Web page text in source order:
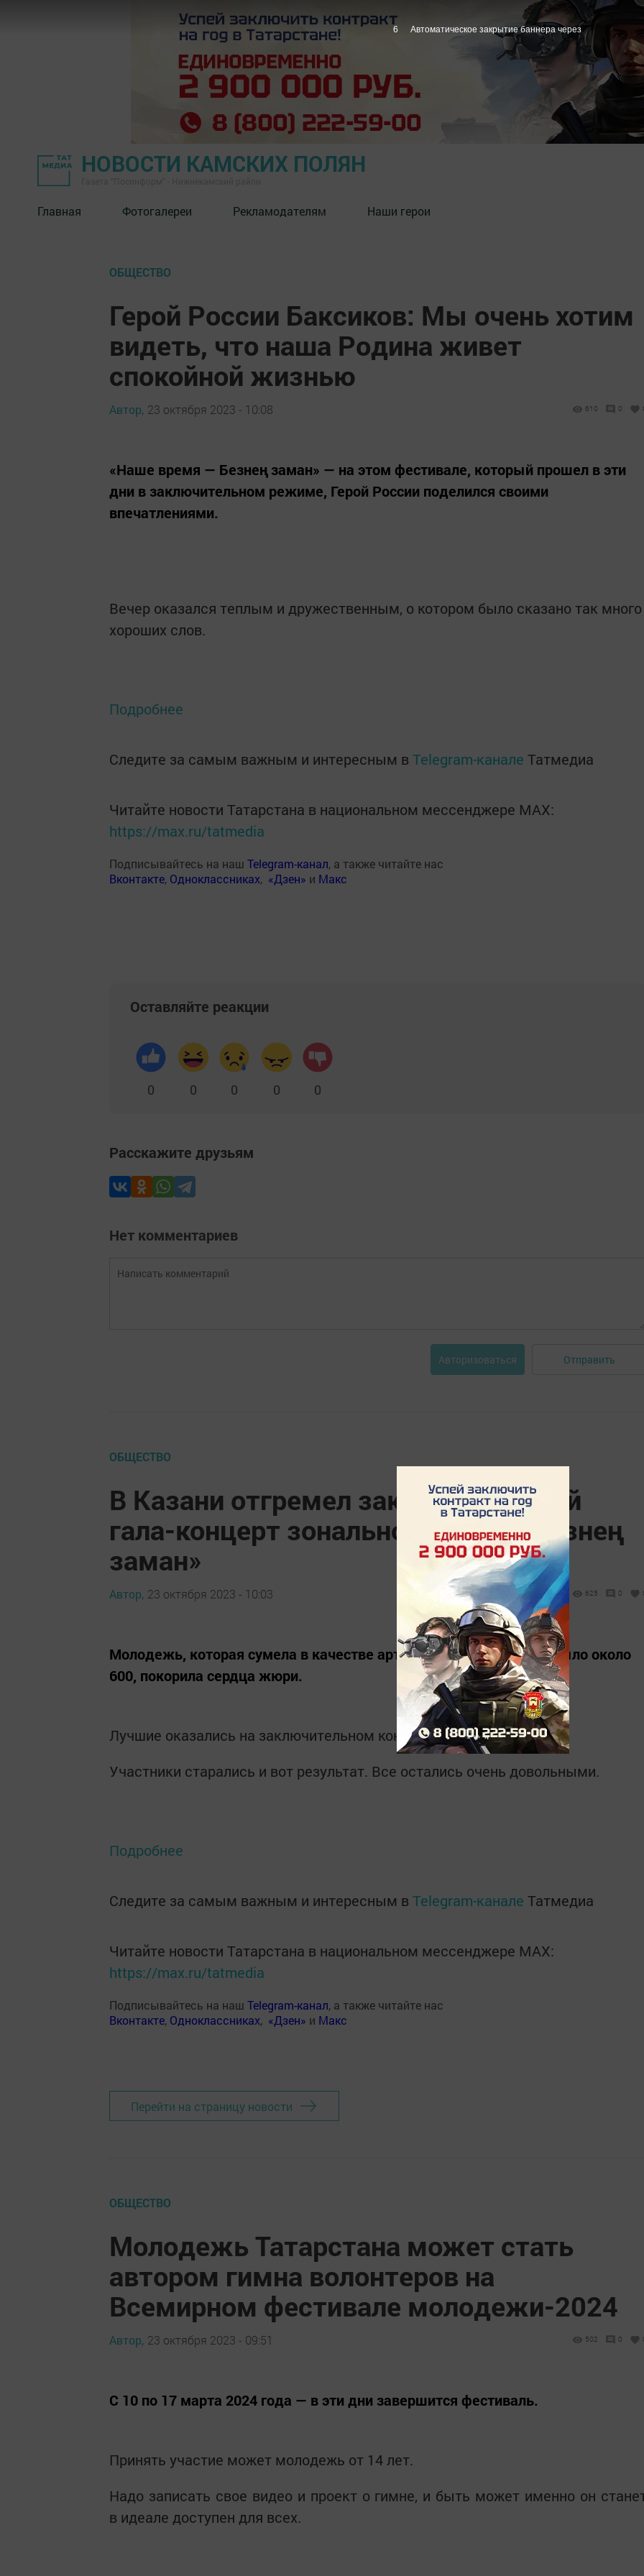
НОВОСТИ КАМСКИХ ПОЛЯН
Главная Фотогалереи Рекламодателям Наши герои
ОБЩЕСТВО
Герой России Баксиков: Мы очень хотим
видеть, что наша Родина живет
спокойной жизнью
Автор, 23 октября 2023 - 10:08 610 0
«Наше время — Безнең заман» — на этом фестивале, который прошел в эти
дни в заключительном режиме, Герой России поделился своими
впечатлениями.
Вечер оказался теплым и дружественным, о котором было сказано так много
хороших слов.
Подробнее
Следите за самым важным и интересным в Telegram-канале Татмедиа
Читайте новости Татарстана в национальном мессенджере MАХ:
https://max.ru/tatmedia
Подписывайтесь на наш Telegram-канал, а также читайте нас
Вконтакте, Одноклассниках, «Дзен» и Макс
Оставляйте реакции
0 0 0 0 0
Расскажите друзьям
Нет комментариев
Авторизоваться Отправить
ОБЩЕСТВО
В Казани отгремел заключительный
гала-концерт зонального этапа «Безнең
заман»
Автор, 23 октября 2023 - 10:03 625 0
Молодежь, которая сумела в качестве артистов выступить, а их было около
600, покорила сердца жюри.
Лучшие оказались на заключительном концерте.
Участники старались и вот результат. Все остались очень довольными.
Подробнее
Следите за самым важным и интересным в Telegram-канале Татмедиа
Читайте новости Татарстана в национальном мессенджере MАХ:
https://max.ru/tatmedia
Подписывайтесь на наш Telegram-канал, а также читайте нас
Вконтакте, Одноклассниках, «Дзен» и Макс
Перейти на страницу новости
ОБЩЕСТВО
Молодежь Татарстана может стать
автором гимна волонтеров на
Всемирном фестивале молодежи-2024
Автор, 23 октября 2023 - 09:51 502 0
С 10 по 17 марта 2024 года — в эти дни завершится фестиваль.
Принять участие может молодежь от 14 лет.
Надо записать свое видео и проект о гимне, и быть может именно он
в идеале доступен для всех.
5 Автоматическое закрытие баннера через